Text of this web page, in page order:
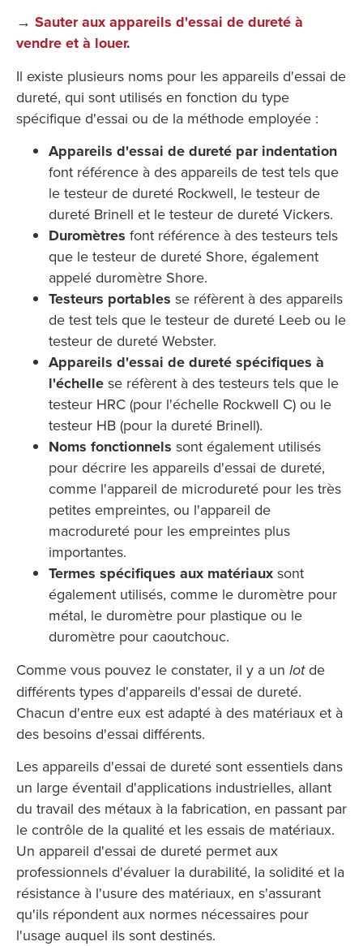
→ Sauter aux appareils d'essai de dureté à
vendre et à louer.
Il existe plusieurs noms pour les appareils d'essai de
dureté, qui sont utilisés en fonction du type
spécifique d'essai ou de la méthode employée :
Appareils d'essai de dureté par indentation
font référence à des appareils de test tels que
le testeur de dureté Rockwell, le testeur de
dureté Brinell et le testeur de dureté Vickers.
Duromètres font référence à des testeurs tels
que le testeur de dureté Shore, également
appelé duromètre Shore.
Testeurs portables se réfèrent à des appareils
de test tels que le testeur de dureté Leeb ou le
testeur de dureté Webster.
Appareils d'essai de dureté spécifiques à
l'échelle se réfèrent à des testeurs tels que le
testeur HRC (pour l'échelle Rockwell C) ou le
testeur HB (pour la dureté Brinell).
Noms fonctionnels sont également utilisés
pour décrire les appareils d'essai de dureté,
comme l'appareil de microdureté pour les très
petites empreintes, ou l'appareil de
macrodureté pour les empreintes plus
importantes.
Termes spécifiques aux matériaux sont
également utilisés, comme le duromètre pour
métal, le duromètre pour plastique ou le
duromètre pour caoutchouc.
Comme vous pouvez le constater, il y a un lotde
différents types d'appareils d'essai de dureté.
Chacun d'entre eux est adapté à des matériaux et à
des besoins d'essai différents.
Les appareils d'essai de dureté sont essentiels dans
un large éventail d'applications industrielles, allant
du travail des métaux à la fabrication, en passant par
le contrôle de la qualité et les essais de matériaux.
Un appareil d'essai de dureté permet aux
professionnels d'évaluer la durabilité, la solidité et la
résistance à l'usure des matériaux, en s'assurant
qu'ils répondent aux normes nécessaires pour
l'usage auquel ils sont destinés.